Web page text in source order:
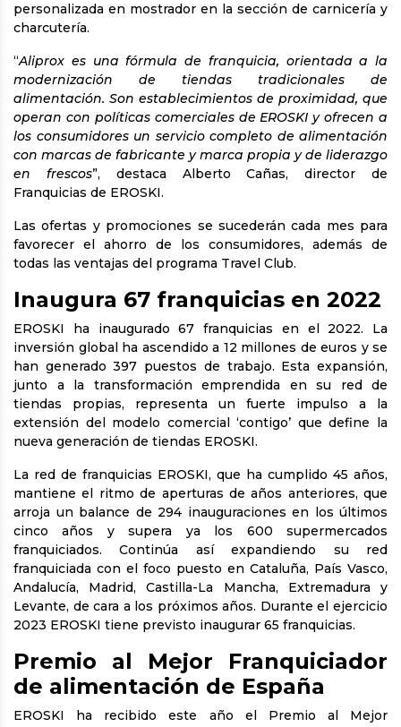
personalizada en mostrador en la sección de carnicería y
charcutería.
“Aliprox es una fórmula de franquicia, orientada a la
modernización de tiendas tradicionales de
alimentación. Son establecimientos de proximidad, que
operan con políticas comerciales de EROSKI y ofrecen a
los consumidores un servicio completo de alimentación
con marcas de fabricante y marca propia y de liderazgo
en frescos”, destaca Alberto Cañas, director de
Franquicias de EROSKI.
Las ofertas y promociones se sucederán cada mes para
favorecer el ahorro de los consumidores, además de
todas las ventajas del programa Travel Club.
Inaugura 67 franquicias en 2022
EROSKI ha inaugurado 67 franquicias en el 2022. La
inversión global ha ascendido a 12 millones de euros y se
han generado 397 puestos de trabajo. Esta expansión,
junto a la transformación emprendida en su red de
tiendas propias, representa un fuerte impulso a la
extensión del modelo comercial ‘contigo’ que define la
nueva generación de tiendas EROSKI.
La red de franquicias EROSKI, que ha cumplido 45 años,
mantiene el ritmo de aperturas de años anteriores, que
arroja un balance de 294 inauguraciones en los últimos
cinco años y supera ya los 600 supermercados
franquiciados. Continúa así expandiendo su red
franquiciada con el foco puesto en Cataluña, País Vasco,
Andalucía, Madrid, Castilla-La Mancha, Extremadura y
Levante, de cara a los próximos años. Durante el ejercicio
2023 EROSKI tiene previsto inaugurar 65 franquicias.
Premio al Mejor Franquiciador
de alimentación de España
EROSKI ha recibido este año el Premio al Mejor